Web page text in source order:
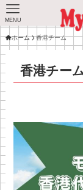
MENU
ホーム 香港チーム
香港チー